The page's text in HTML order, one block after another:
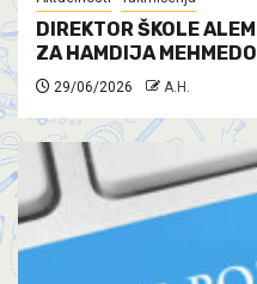
DIREKTOR ŠKOLE
ZA HAMDIJA
29/06/2026 A.H.